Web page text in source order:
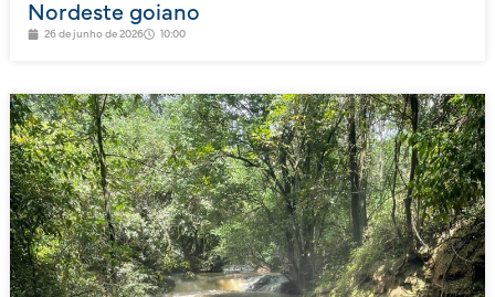
Nordeste goiano
26 de junho de 2026 10:00